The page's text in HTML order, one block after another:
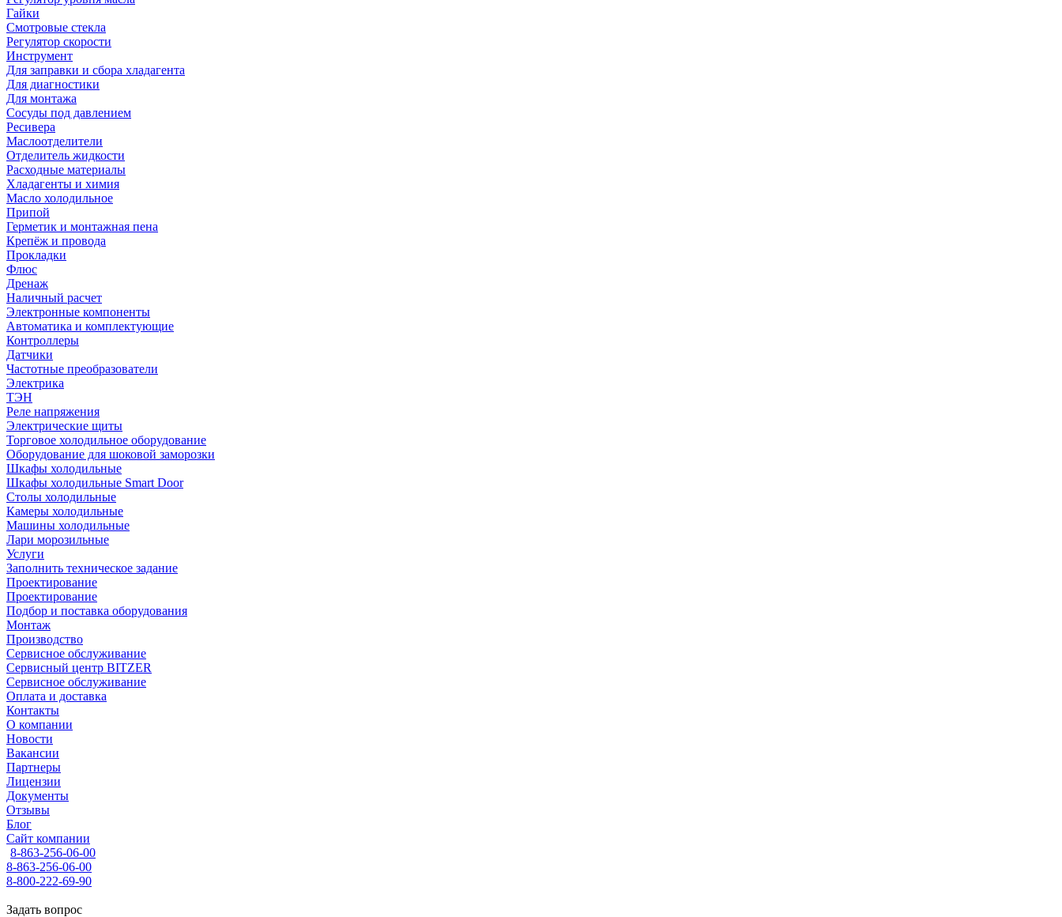
Гайки
Смотровые стекла
Регулятор скорости
Инструмент
Для заправки и сбора хладагента
Для диагностики
Для монтажа
Сосуды под давлением
Ресивера
Маслоотделители
Отделитель жидкости
Расходные материалы
Хладагенты и химия
Масло холодильное
Припой
Герметик и монтажная пена
Крепёж и провода
Прокладки
Флюс
Дренаж
Наличный расчет
Электронные компоненты
Автоматика и комплектующие
Контроллеры
Датчики
Частотные преобразователи
Электрика
ТЭН
Реле напряжения
Электрические щиты
Торговое холодильное оборудование
Оборудование для шоковой заморозки
Шкафы холодильные
Шкафы холодильные Smart Door
Столы холодильные
Камеры холодильные
Машины холодильные
Лари морозильные
Услуги
Заполнить техническое задание
Проектирование
Проектирование
Подбор и поставка оборудования
Монтаж
Производство
Сервисное обслуживание
Сервисный центр BITZER
Сервисное обслуживание
Оплата и доставка
Контакты
О компании
Новости
Вакансии
Партнеры
Лицензии
Документы
Отзывы
Блог
Сайт компании
8-863-256-06-00
8-863-256-06-00
8-800-222-69-90
Задать вопрос